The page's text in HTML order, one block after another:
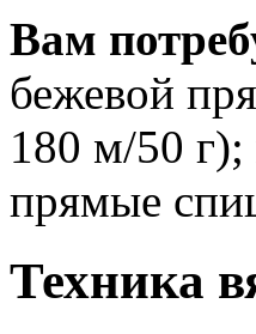
Вам
бежевой
180 м/50
прямые
Техника